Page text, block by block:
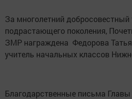
За многолетний добросовестный
подрастающего поколения,
ЗМР награждена Федорова
учитель начальных классов
Благодарственные письма